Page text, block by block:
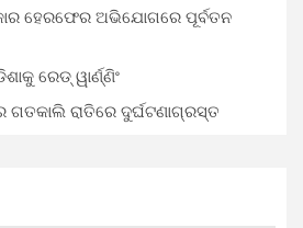
ହେରଫେର ଅଭିଯୋଗରେ ପୂର୍ବତନ
ରେଡ୍ ୱାର୍ଣ୍ଣିଂ
ରାତିରେ ଦୁର୍ଘଟଣାଗ୍ରସ୍ତ